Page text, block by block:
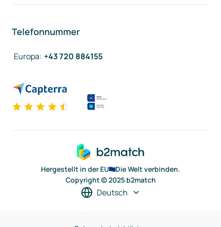
Telefonnummer
Europa: +43 720 884155
Hergestellt in der EU
Die Welt verbinden.
Copyright © 2025 b2match
Deutsch